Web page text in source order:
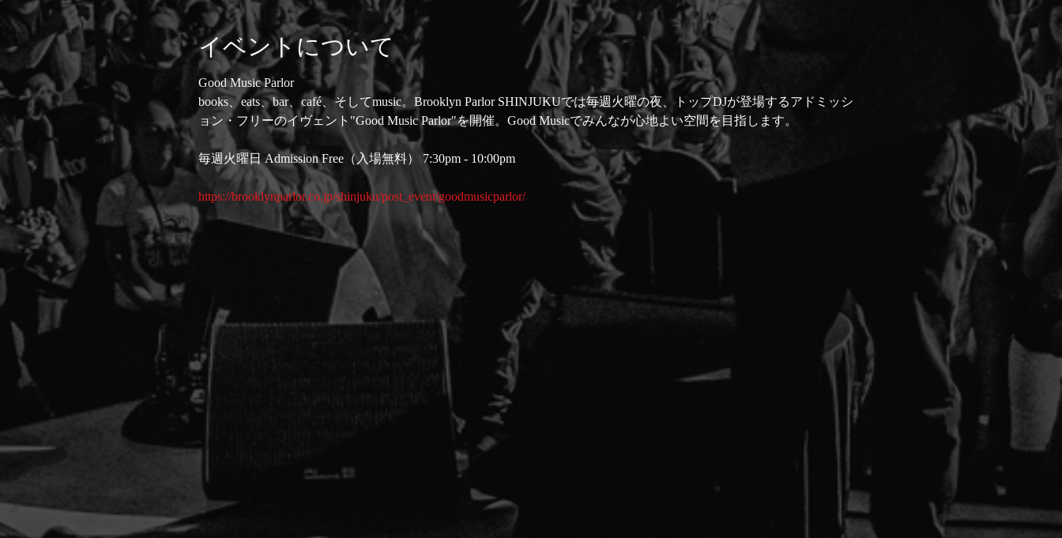
イベントについて
Good Music Parlor
books、eats、bar、café、そしてmusic。Brooklyn Parlor SHINJUKUでは毎週火曜の夜、トップDJが登場するアドミッシ
毎週火曜日 Admission Free（入場無料） 7:30pm - 10:00pm
https://brooklynparlor.co.jp/shinjuku/post_event/goodmusicparlor/